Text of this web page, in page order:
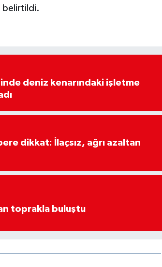
belirtildi.
deniz kenarındaki işletme
dikkat: İlaçsız, ağrı azaltan
toprakla buluştu